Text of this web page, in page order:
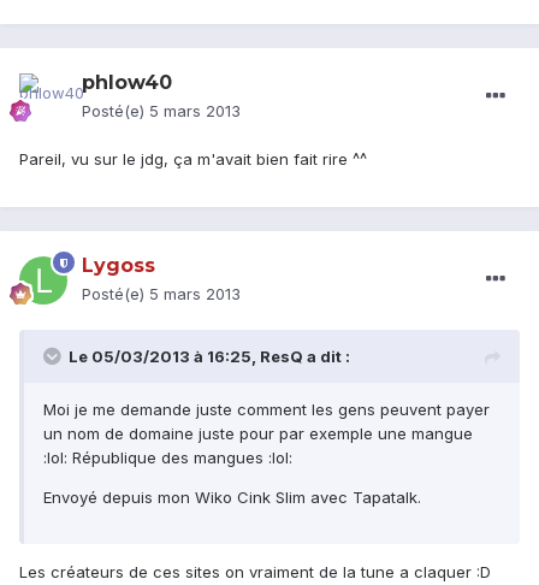
phlow40
Posté(e) 5 mars 2013
Pareil, vu sur le jdg, ça m'avait bien fait rire ^^
Lygoss
Posté(e) 5 mars 2013
Le 05/03/2013 à 16:25, ResQ a dit :
Moi je me demande juste comment les gens peuvent payer
un nom de domaine juste pour par exemple une mangue
:lol: République des mangues :lol:
Envoyé depuis mon Wiko Cink Slim avec Tapatalk.
Les créateurs de ces sites on vraiment de la tune a claquer :D